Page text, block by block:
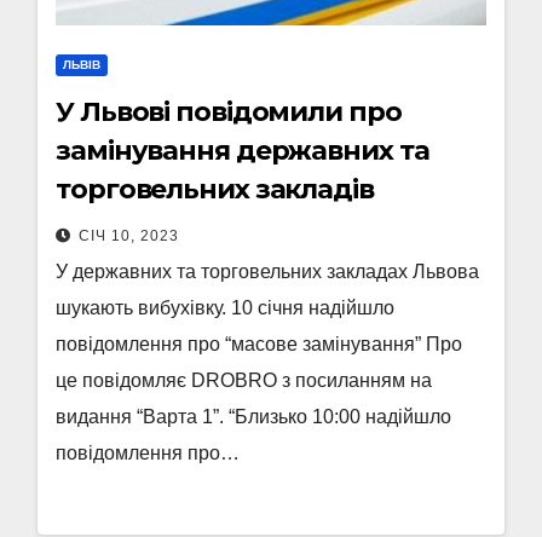
ЛЬВІВ
У Львові повідомили про
замінування державних та
торговельних закладів
СІЧ 10, 2023
У державних та торговельних закладах Львова
шукають вибухівку. 10 січня надійшло
повідомлення про “масове замінування” Про
це повідомляє DROBRO з посиланням на
видання “Варта 1”. “Близько 10:00 надійшло
повідомлення про…